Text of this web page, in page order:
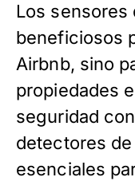
Los sensores
beneficiosos
Airbnb, sino
propiedades
seguridad
detectores
esenciales